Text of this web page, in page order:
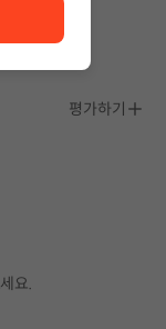
평가하기
요.